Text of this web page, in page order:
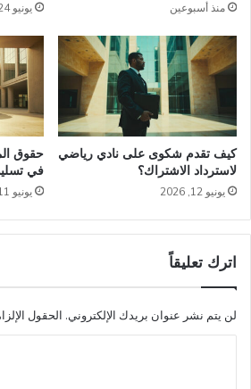
منذ أسبوعين يونيو 24, 2026
كيف تقدم شكوى على نادي رياضي
لاسترداد الاشتراك؟
يونيو 12, 2026
حقوق
في
يونيو 11, 2026
اترك تعليقاً
لن يتم نشر عنوان بريدك الإلكتروني. الحقول